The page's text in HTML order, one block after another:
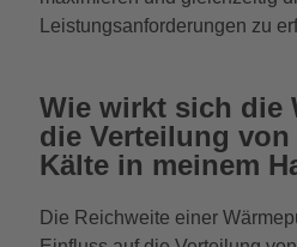
Leistungsanforderungen zu
Wie wirkt sich die
die Verteilung von
Kälte in meinem
Die Reichweite einer